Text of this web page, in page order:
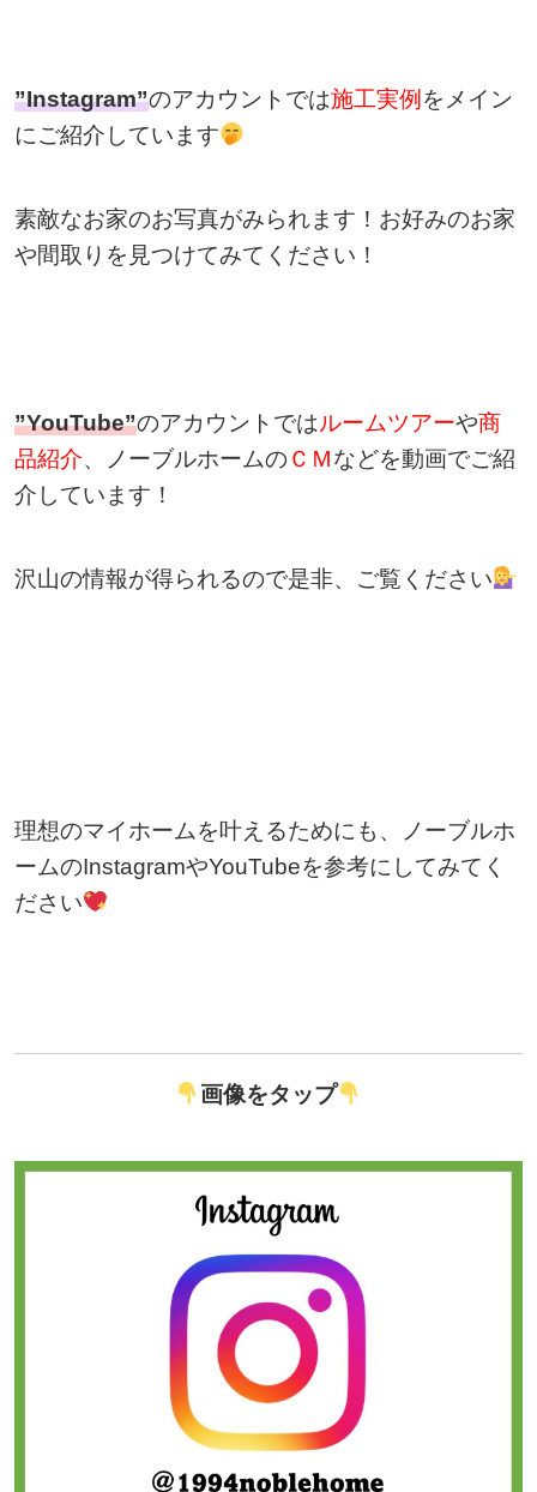
”Instagram”のアカウントでは施工実例をメイン
にご紹介しています
素敵なお家のお写真がみられます！お好みのお家
や間取りを見つけてみてください！
”YouTube”のアカウントではルームツアーや商
品紹介、ノーブルホームのＣＭなどを動画でご紹
介しています！
沢山の情報が得られるので是非、ご覧ください
理想のマイホームを叶えるためにも、ノーブルホ
ームのInstagramやYouTubeを参考にしてみてく
ださい
画像をタップ